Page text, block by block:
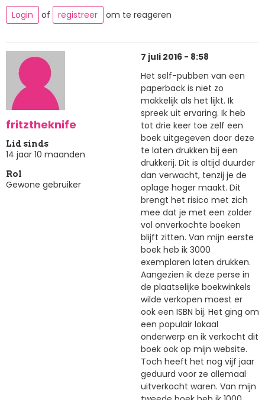
Login
of registreer om te reageren
fritztheknife
Lid sinds
14 jaar 10 maanden
Rol
Gewone gebruiker
7 juli 2016 - 8:58
Het self-pubben van een
paperback is niet zo
makkelijk als het lijkt. Ik
spreek uit ervaring. Ik heb
tot drie keer toe zelf een
boek uitgegeven door deze
te laten drukken bij een
drukkerij. Dit is altijd duurder
dan verwacht, tenzij je de
oplage hoger maakt. Dit
brengt het risico met zich
mee dat je met een zolder
vol onverkochte boeken
blijft zitten. Van mijn eerste
boek heb ik 3000
exemplaren laten drukken.
Aangezien ik deze perse in
de plaatselijke boekwinkels
wilde verkopen moest er
ook een ISBN bij. Het ging om
een populair lokaal
onderwerp en ik verkocht dit
boek ook op mijn website.
Toch heeft het nog vijf jaar
geduurd voor ze allemaal
uitverkocht waren. Van mijn